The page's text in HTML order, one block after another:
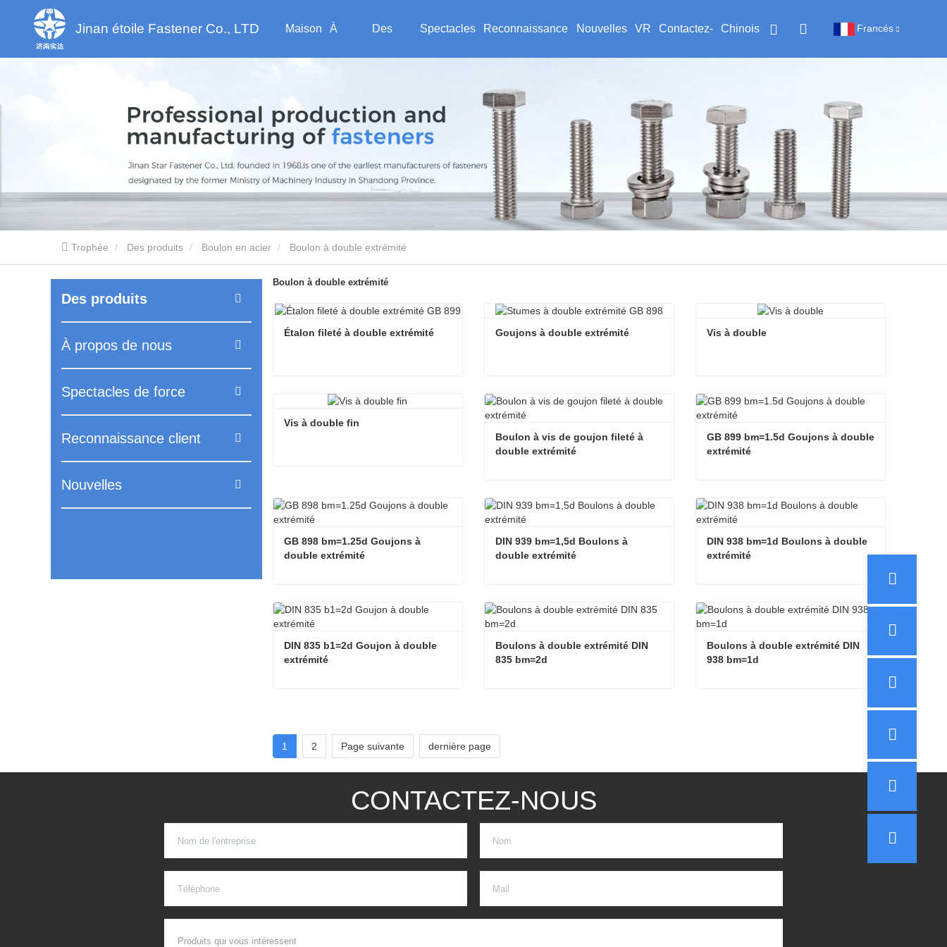
Jinan étoile Fastener Co., LTD Maison À
de
nous
Des Spectacles Reconnaissance
client
Nouvelles VR Contactez- Chinois Francés
Trophée Des produits Boulon en acier Boulon à double extrémité
Des produits
À propos de nous
Spectacles de force
Reconnaissance client
Nouvelles
Boulon à double extrémité
Étalon fileté à double extrémité
Étalon fileté à double extrémité
Goujons à double extrémité
Goujons à double extrémité
Contacter maintenant
Vis à double
Vis à double
Contacter maintenant
Vis à double fin
Contacter maintenant
Boulon à vis de goujon fileté à
double extrémité
Contacter maintenant
GB 899 bm=1.5d Goujons à double
extrémité
Contacter maintenant
GB 898 bm=1.25d Goujons à
double extrémité
Contacter maintenant
DIN 939 bm=1,5d Boulons à
double extrémité
Contacter maintenant
DIN 938 bm=1d Boulons à double
extrémité
Contacter maintenant
DIN 835 b1=2d Goujon à double
extrémité
Boulons à double extrémité DIN
835 bm=2d
Boulons à double extrémité DIN
938 bm=1d
1
2 Page suivante dernière page
CONTACTEZ-NOUS